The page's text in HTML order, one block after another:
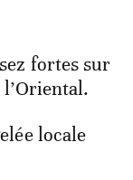
fortes sur
locale